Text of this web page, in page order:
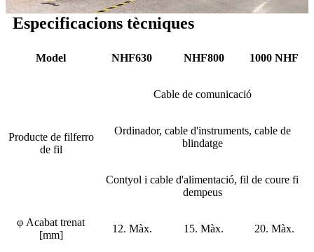
Especificacions tècniques
Model NHF630 NHF800 1000 NHF
Producte de filferro
de fil
Cable de comunicació
Ordinador, cable d'instruments, cable de
blindatge
Contyol i cable d'alimentació, fil de coure fi
dempeus
φ Acabat trenat
[mm]
12. Màx. 15. Màx. 20. Màx.